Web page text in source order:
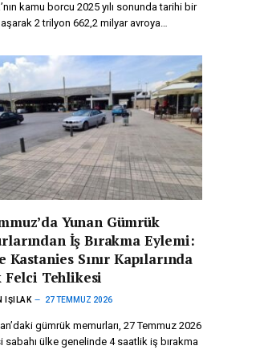
kamu borcu 2025 yılı sonunda tarihi bir
2 trilyon 662,2 milyar avroya…
Yunan Gümrük
İş Bırakma Eylemi:
Kastanies Sınır Kapılarında
Felci Tehlikesi
IŞILAK 27 TEMMUZ 2026
gümrük memurları, 27 Temmuz 2026
sabahı ülke genelinde 4 saatlik iş bırakma